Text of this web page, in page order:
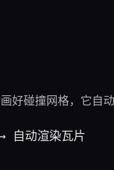
碰撞网格，它自
动渲染瓦片